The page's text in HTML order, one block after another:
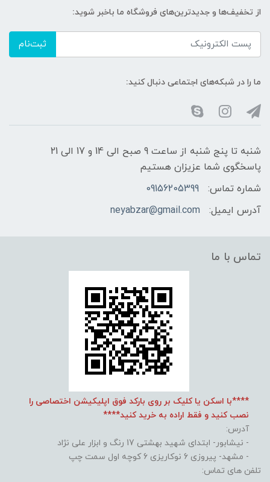
از تخفیف‌ها و جدیدترین‌های فروشگاه ما باخبر شوید:
ثبت‌نام
ما را در شبکه‌های اجتماعی دنبال کنید:
شنبه تا پنج شنبه از ساعت 9 صبح الی 14 و 17 الی 21
پاسخگوی شما عزیزان هستیم
شماره تماس:
09156205399
آدرس ایمیل:
neyabzar@gmail.com
تماس با ما
****با اسکن یا کلیک بر روی بارکد فوق اپلیکیشن اختصاصی را
نصب کنید و فقط اراده به خرید کنید****
آدرس:
- نیشابور- ابتدای شهید بهشتی 17 رنگ و ابزار علی نژاد
- مشهد- پیروزی 6 نوکاریزی 6 کوچه اول سمت چپ
تلفن های تماس: